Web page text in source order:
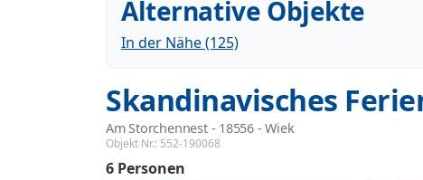
Alternative Objekte
In der Nähe (125)
Skandinavisches
Am Storchennest - 18556 - Wiek
Objekt Nr.: 552-190068
6 Personen